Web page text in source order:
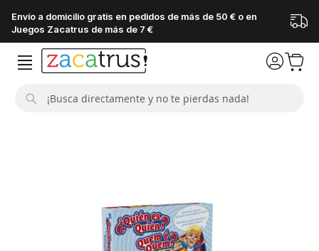
Envío a domicilio gratis en pedidos de más de 50 € o en
Juegos Zacatrus de más de 7 €